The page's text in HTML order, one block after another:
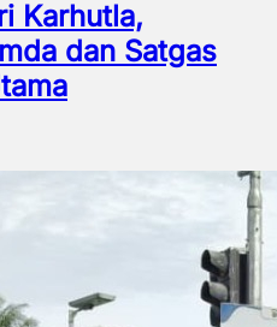
Karhutla,
dan Satgas